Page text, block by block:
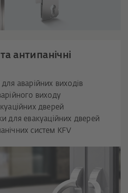
антипанічні
для аварійних виходів
виходу
дверей
для евакуаційних дверей
систем KFV